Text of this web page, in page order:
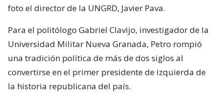
foto el director de la UNGRD, Javier Pava.
Para el politólogo Gabriel Clavijo, investigador de la
Universidad Militar Nueva Granada, Petro rompió
una tradición política de más de dos siglos al
convertirse en el primer presidente de izquierda de
la historia republicana del país.